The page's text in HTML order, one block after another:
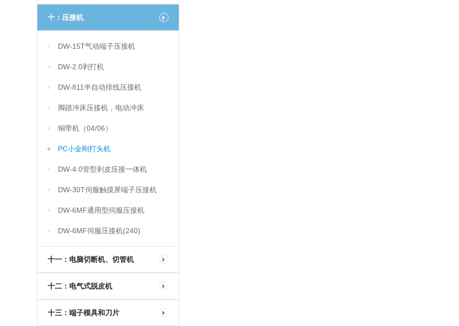
十：压接机
DW-15T气动端子压接机
DW-2.0剥打机
DW-811半自动排线压接机
脚踏冲床压接机，电动冲床
铜带机（04/06）
PC小金刚打头机
DW-4.0管型剥皮压接一体机
DW-30T伺服触摸屏端子压接机
DW-6MF通用型伺服压接机
DW-6MF伺服压接机(240)
十一：电脑切断机、切管机
十二：电气式脱皮机
十三：端子模具和刀片